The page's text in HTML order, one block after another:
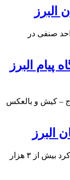
گفت: در ۴۵ بازدید انجام شده ۵ واحد صنفی در
البرز
– کیش و بالعکس
البرز
مدیر جهاد کشاورزی شهرستان البرز پیش بینی کرد بیش از ۳ هزار